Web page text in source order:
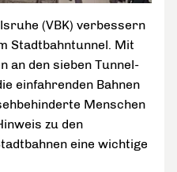
(VBK) verbessern
Stadtbahntunnel. Mit
an den sieben Tunnel-
einfahrenden Bahnen
Menschen
zu den
eine wichtige